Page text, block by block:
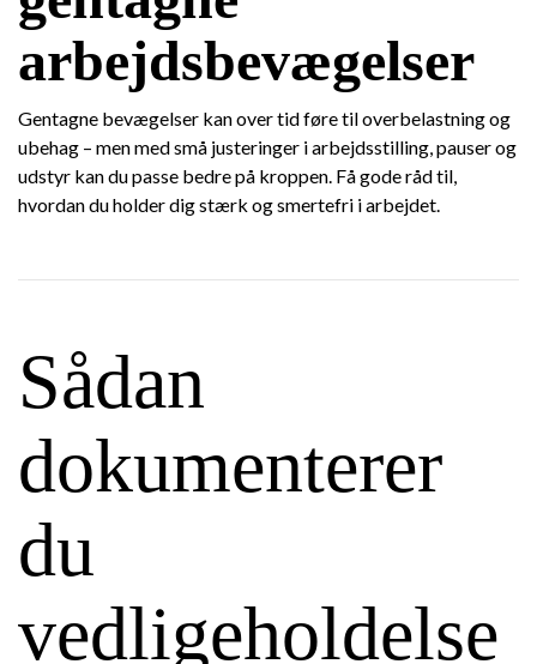
arbejdsbevægelser
Gentagne bevægelser kan over tid føre til overbelastning og
ubehag – men med små justeringer i arbejdsstilling, pauser og
udstyr kan du passe bedre på kroppen. Få gode råd til,
hvordan du holder dig stærk og smertefri i arbejdet.
Sådan
dokumenterer
du
vedligeholdelse